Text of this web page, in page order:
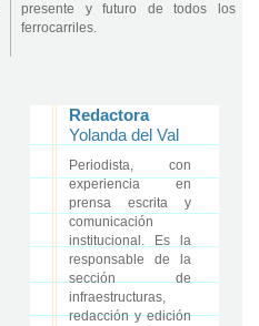
presente y futuro de todos los
ferrocarriles.
Redactora
Yolanda del Val
Periodista, con
experiencia en
prensa escrita y
comunicación
institucional. Es la
responsable de la
sección de
infraestructuras,
redacción y edición